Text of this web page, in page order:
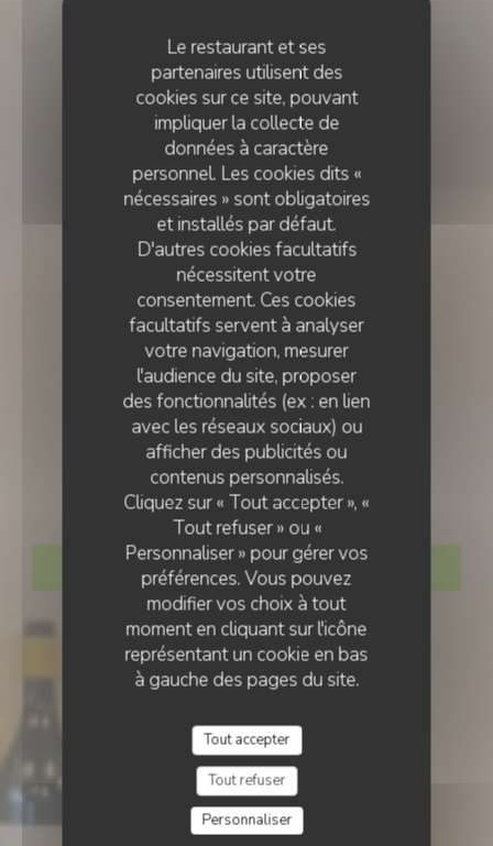
Le restaurant et ses
partenaires utilisent des
cookies sur ce site, pouvant
impliquer la collecte de
données à caractère
personnel. Les cookies dits «
nécessaires » sont obligatoires
et installés par défaut.
D'autres cookies facultatifs
nécessitent votre
consentement. Ces cookies
facultatifs servent à analyser
votre navigation, mesurer
l'audience du site, proposer
des fonctionnalités (ex : en lien
avec les réseaux sociaux) ou
afficher des publicités ou
contenus personnalisés.
Cliquez sur « Tout accepter », «
Tout refuser » ou «
Personnaliser » pour gérer vos
préférences. Vous pouvez
modifier vos choix à tout
moment en cliquant sur l'icône
représentant un cookie en bas
à gauche des pages du site.
Tout accepter
Tout refuser
Personnaliser
BAR À VINS• PARIS
Gros
RÉSERVER